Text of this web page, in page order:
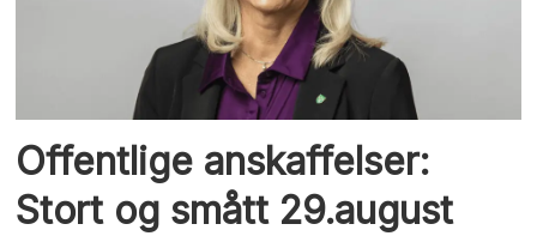
Offentlige anskaffelser:
Stort og smått 29.august